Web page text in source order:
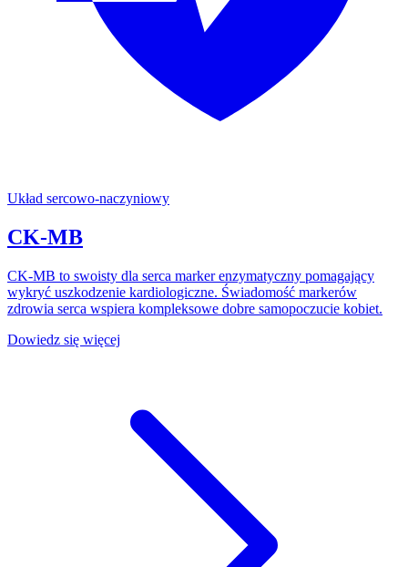
Układ sercowo-naczyniowy
CK-MB
CK-MB to swoisty dla serca marker enzymatyczny pomagający
wykryć uszkodzenie kardiologiczne. Świadomość markerów
zdrowia serca wspiera kompleksowe dobre samopoczucie kobiet.
Dowiedz się więcej